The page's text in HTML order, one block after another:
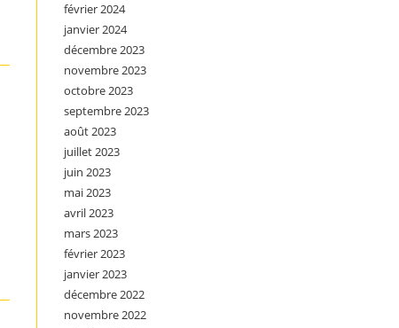
février 2024
janvier 2024
décembre 2023
novembre 2023
octobre 2023
septembre 2023
août 2023
juillet 2023
juin 2023
mai 2023
avril 2023
mars 2023
février 2023
janvier 2023
décembre 2022
novembre 2022